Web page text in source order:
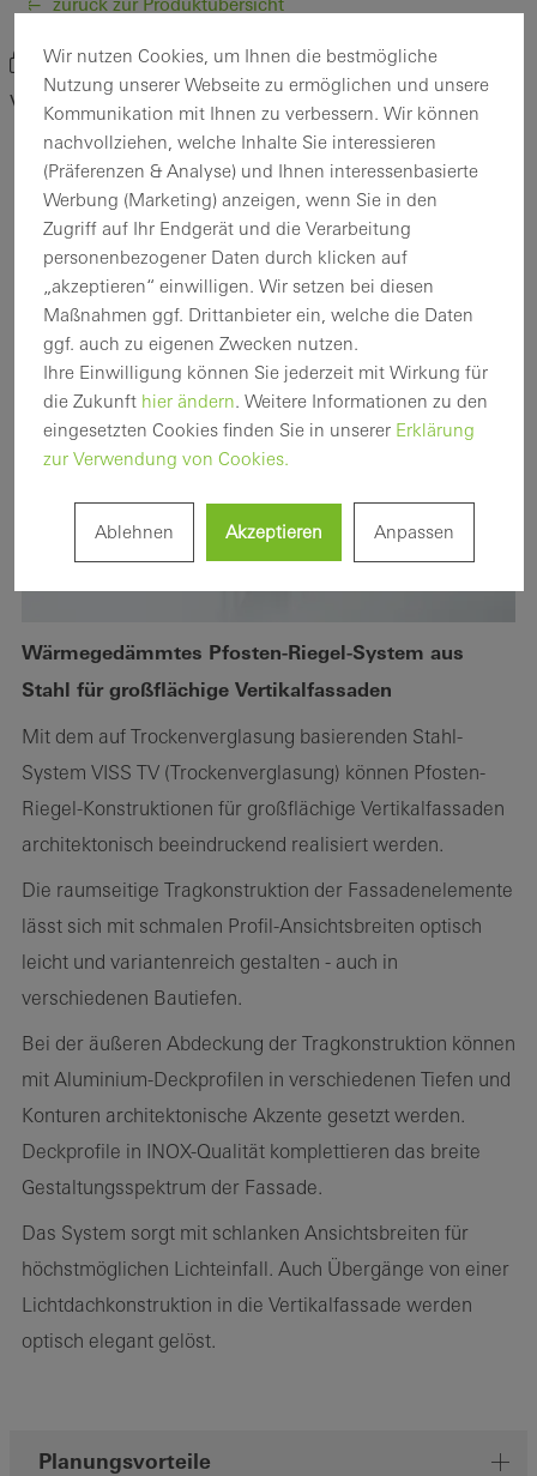
Produkt merken
VISS TV
Wärmegedämmtes Pfosten-Riegel-System aus
Stahl für großflächige Vertikalfassaden
Mit dem auf Trockenverglasung basierenden Stahl-
System VISS TV (Trockenverglasung) können Pfosten-
Riegel-Konstruktionen für großflächige Vertikalfassaden
architektonisch beeindruckend realisiert werden.
Die raumseitige Tragkonstruktion der Fassadenelemente
lässt sich mit schmalen Profil-Ansichtsbreiten optisch
leicht und variantenreich gestalten - auch in
verschiedenen Bautiefen.
Bei der äußeren Abdeckung der Tragkonstruktion können
mit Aluminium-Deckprofilen in verschiedenen Tiefen und
Konturen architektonische Akzente gesetzt werden.
Deckprofile in INOX-Qualität komplettieren das breite
Gestaltungsspektrum der Fassade.
Das System sorgt mit schlanken Ansichtsbreiten für
höchstmöglichen Lichteinfall. Auch Übergänge von einer
Lichtdachkonstruktion in die Vertikalfassade werden
optisch elegant gelöst.
Planungsvorteile
Wir nutzen Cookies, um Ihnen die bestmögliche
Nutzung unserer Webseite zu ermöglichen und unsere
Kommunikation mit Ihnen zu verbessern. Wir können
nachvollziehen, welche Inhalte Sie interessieren
(Präferenzen & Analyse) und Ihnen interessenbasierte
Werbung (Marketing) anzeigen, wenn Sie in den
Zugriff auf Ihr Endgerät und die Verarbeitung
personenbezogener Daten durch klicken auf
„akzeptieren“ einwilligen. Wir setzen bei diesen
Maßnahmen ggf. Drittanbieter ein, welche die Daten
ggf. auch zu eigenen Zwecken nutzen.
Ihre Einwilligung können Sie jederzeit mit Wirkung für
die Zukunft hier ändern. Weitere Informationen zu den
eingesetzten Cookies finden Sie in unserer Erklärung
zur Verwendung von Cookies.
Ablehnen Akzeptieren Anpassen